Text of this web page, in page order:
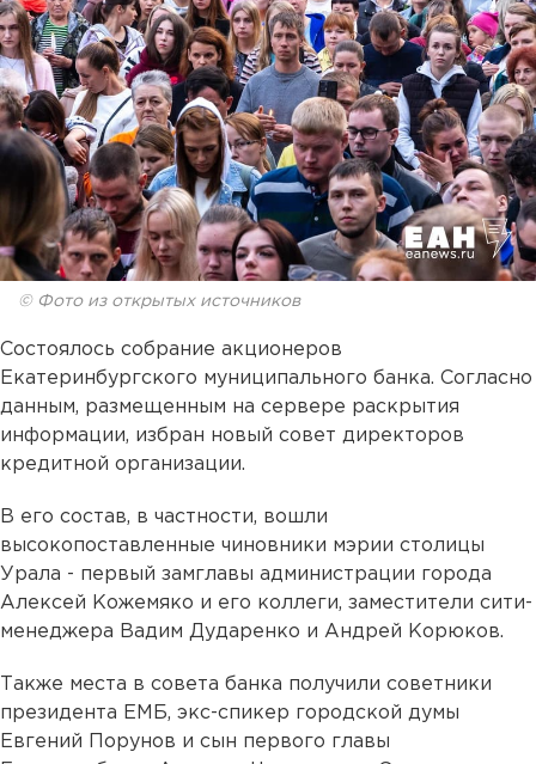
© Фото из открытых источников
Состоялось собрание акционеров
Екатеринбургского муниципального банка. Согласно
данным, размещенным на сервере раскрытия
информации, избран новый совет директоров
кредитной организации.
В его состав, в частности, вошли
высокопоставленные чиновники мэрии столицы
Урала - первый замглавы администрации города
Алексей Кожемяко и его коллеги, заместители сити-
менеджера Вадим Дударенко и Андрей Корюков.
Также места в совета банка получили советники
президента ЕМБ, экс-спикер городской думы
Евгений Порунов и сын первого главы